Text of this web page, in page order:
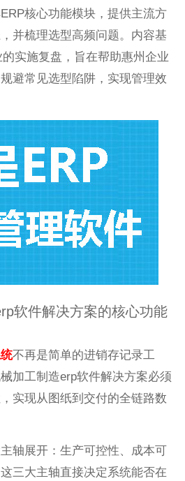
核心功能模块，提供主流方
并梳理选型高频问题。内容基
实施复盘，旨在帮助惠州企业
避常见选型陷阱，实现管理效
软件解决方案的核心功能
不再是简单的进销存记录工
加工制造erp软件解决方案必须
实现从图纸到交付的全链路数
轴展开：生产可控性、成本可
三大主轴直接决定系统能否在